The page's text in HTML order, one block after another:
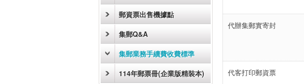
郵資票出售機據點
集郵Q&A
集郵業務手續費收費標準
114年郵票冊(企業版精裝本)
代辦集郵實寄封
代客打印郵資票